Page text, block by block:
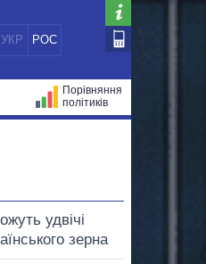
УКР РОС
Порівняння
політиків
удвічі
зерна